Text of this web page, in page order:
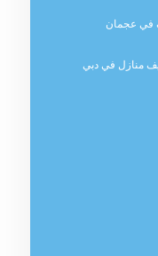
في عجمان
منازل في دبي